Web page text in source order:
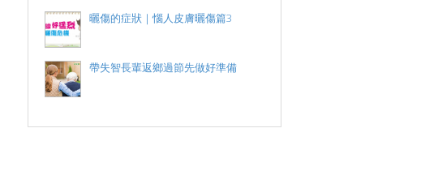
曬傷的症狀｜惱人皮膚曬傷篇3
帶失智長輩返鄉過節先做好準備